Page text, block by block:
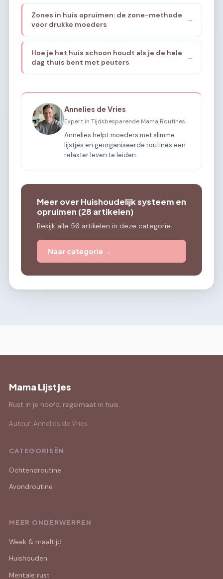
Zones in huis opruimen: de zone-methode
voor drukke moeders
→
Hoe je het huis schoon houdt als je de hele
dag thuis bent met peuters
→
Annelies de Vries
Expert in Tijdsbesparende Mama Routines
Annelies helpt moeders met slimme
lijstjes en georganiseerde routines een
relaxter leven te leiden.
Meer over Huishoudelijk systeem en
opruimen (28 artikelen)
Bekijk alle 56 artikelen in deze categorie.
Naar categorie →
Mama Lijstjes
Rust in je hoofd, regelmaat in huis.
Auteur: Annelies de Vries
CATEGORIEËN
Ochtendroutine
Avondroutine
MEER ONDERWERPEN
Week & maaltijd
Huishouden
Mentale rust